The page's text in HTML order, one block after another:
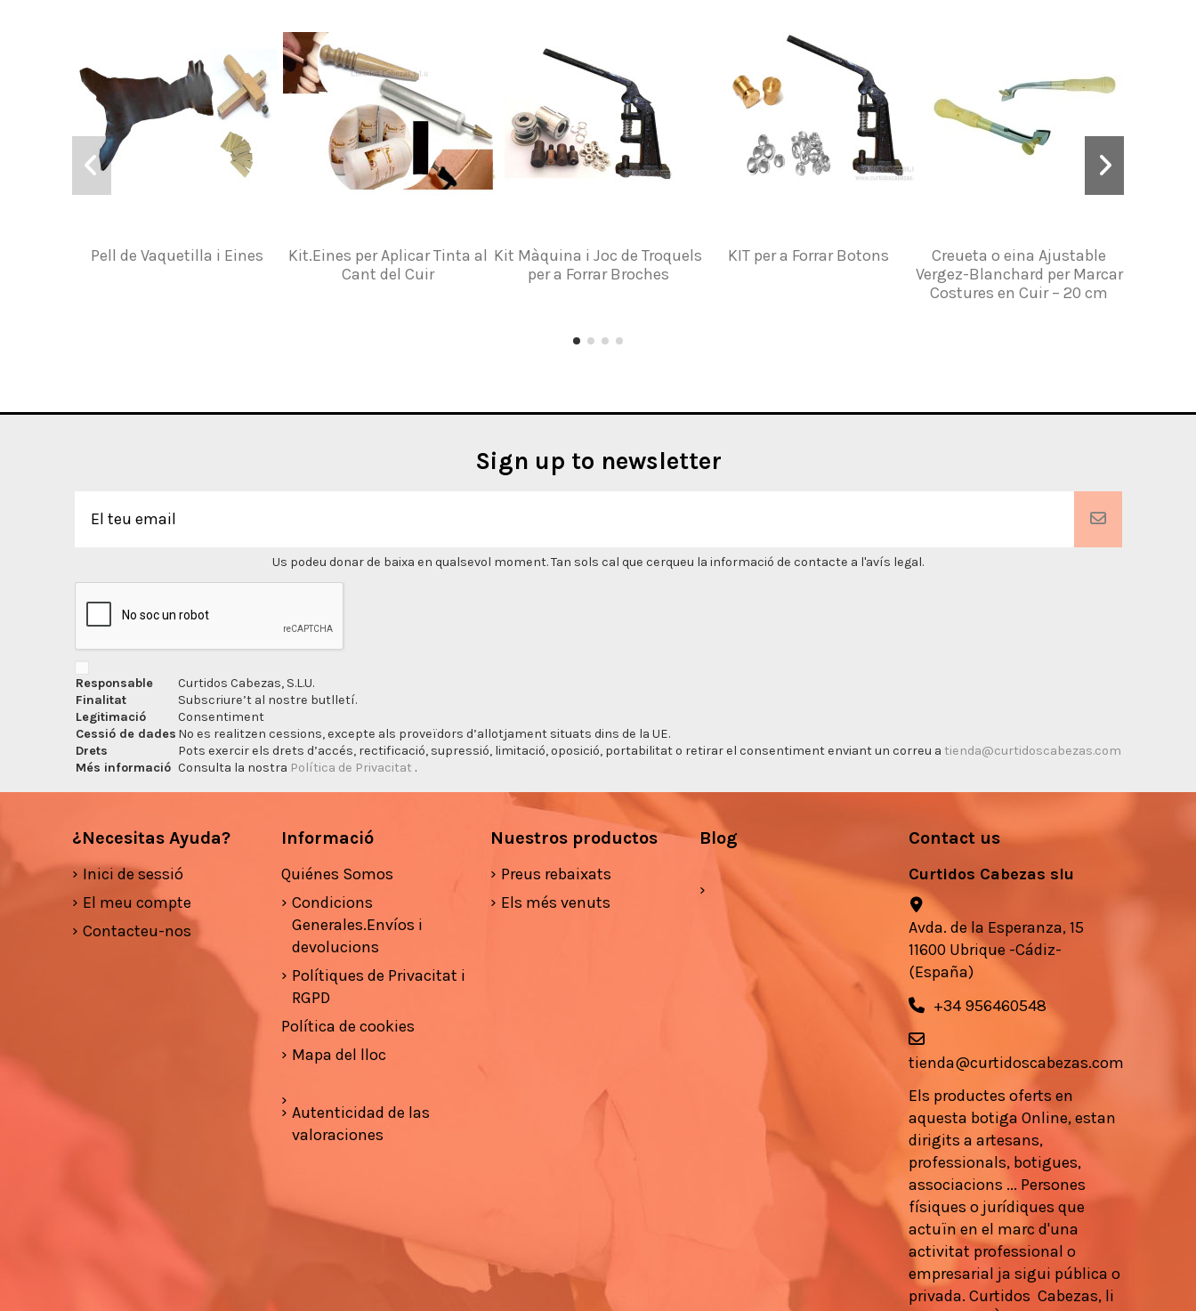
Pell de Vaquetilla i Eines
Kit.Eines per Aplicar Tinta al
Cant del Cuir
Kit Màquina i Joc de Troquels
per a Forrar Broches
KIT per a Forrar Botons
Creueta o eina Ajustable
Vergez-Blanchard per Marcar
Costures en Cuir – 20 cm
Sign up to newsletter
Us podeu donar de baixa en qualsevol moment. Tan sols cal que cerqueu la informació de contacte a l'avís legal.
Responsable
Curtidos Cabezas, S.L.U.
Finalitat
Subscriure’t al nostre butlletí.
Legitimació
Consentiment
Cessió de dades No es realitzen cessions, excepte als proveïdors d’allotjament situats dins de la UE.
Drets
Pots exercir els drets d’accés, rectificació, supressió, limitació, oposició, portabilitat o retirar el consentiment enviant un correu a tienda@curtidoscabezas.com
Més informació Consulta la nostra Política de Privacitat .
¿Necesitas Ayuda?
Inici de sessió
El meu compte
Contacteu-nos
Informació
Quiénes Somos
Condicions
Generales.Envíos i
devolucions
Polítiques de Privacitat i
RGPD
Política de cookies
Mapa del lloc
Autenticidad de las
valoraciones
Nuestros productos
Preus rebaixats
Els més venuts
Blog Contact us
Curtidos Cabezas slu
Avda. de la Esperanza, 15
11600 Ubrique -Cádiz-
(España)
+34 956460548
tienda@curtidoscabezas.com
Els productes oferts en
aquesta botiga Online,estan
dirigits a artesans,
professionals, botigues,
associacions ... Persones
físiques o jurídiques que
actuïn en el marc d'una
activitat professional o
empresarial ja sigui pública o
privada. Curtidos Cabezas, li